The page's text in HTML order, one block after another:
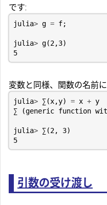
です:
julia> g = f;
julia> g(2,3)
5
変数と同様、関数の名前
julia> ∑(x,y) = x + y
∑
(generic function
julia> ∑(2, 3)
5
引数の受け渡し